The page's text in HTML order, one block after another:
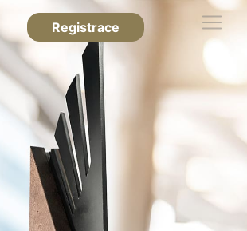
Registrace